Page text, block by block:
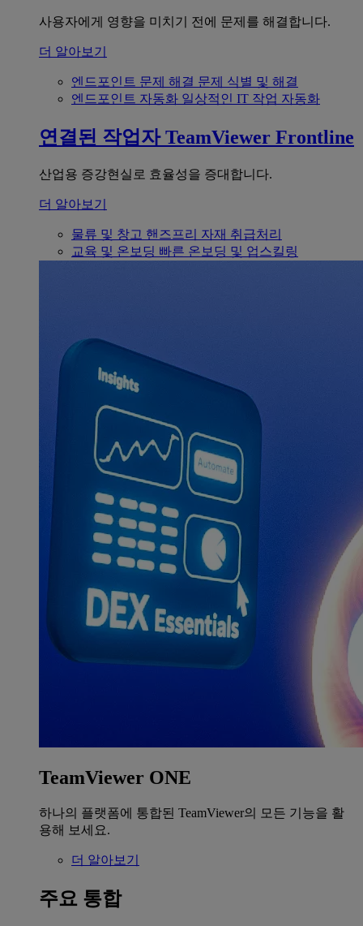
사용자에게 영향을 미치기 전에 문제를 해결합니다.
더 알아보기
엔드포인트 문제 해결 문제 식별 및 해결
엔드포인트 자동화 일상적인 IT 작업 자동화
연결된 작업자 TeamViewer Frontline
산업용 증강현실로 효율성을 증대합니다.
더 알아보기
물류 및 창고 핸즈프리 자재 취급처리
교육 및 온보딩 빠른 온보딩 및 업스킬링
TeamViewer ONE
하나의 플랫폼에 통합된 TeamViewer의 모든 기능을 활
용해 보세요.
더 알아보기
주요 통합